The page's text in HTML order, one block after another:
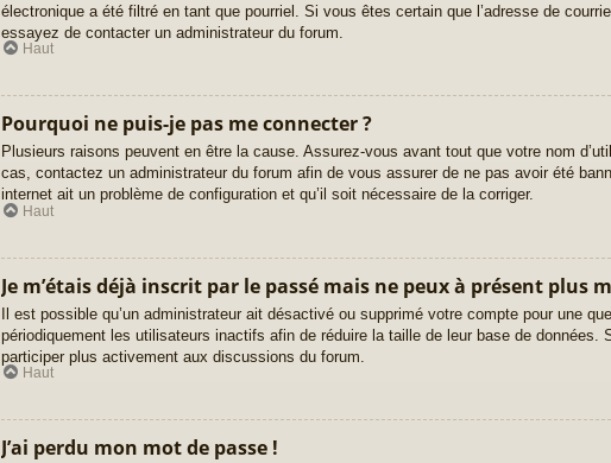
électronique a été filtré en tant que pourriel. Si vous êtes certain que l’adresse de
essayez de contacter un administrateur du forum.
Haut
Pourquoi ne puis-je pas me connecter ?
Plusieurs raisons peuvent en être la cause. Assurez-vous avant tout que votre nom
cas, contactez un administrateur du forum afin de vous assurer de ne pas avoir été
internet ait un problème de configuration et qu’il soit nécessaire de la corriger.
Haut
Je m’étais déjà inscrit par le passé mais ne peux à présent plus
Il est possible qu’un administrateur ait désactivé ou supprimé votre compte pour une
périodiquement les utilisateurs inactifs afin de réduire la taille de leur base de
participer plus activement aux discussions du forum.
Haut
J’ai perdu mon mot de passe !